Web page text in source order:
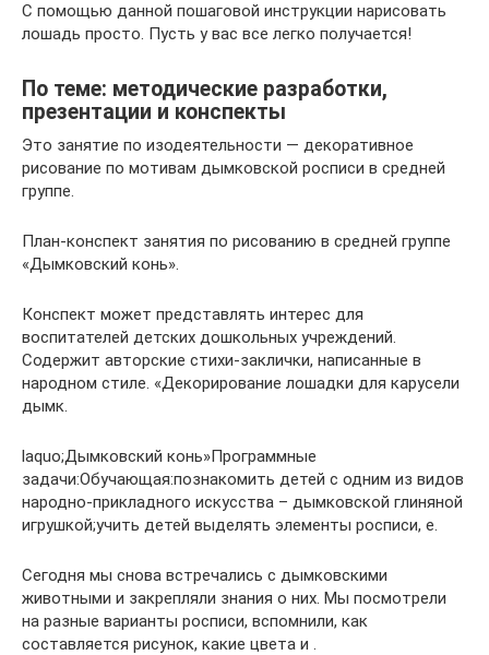
С помощью данной пошаговой инструкции нарисовать
лошадь просто. Пусть у вас все легко получается!
По теме: методические разработки,
презентации и конспекты
Это занятие по изодеятельности — декоративное
рисование по мотивам дымковской росписи в средней
группе.
План-конспект занятия по рисованию в средней группе
«Дымковский конь».
Конспект может представлять интерес для
воспитателей детских дошкольных учреждений.
Содержит авторские стихи-заклички, написанные в
народном стиле. «Декорирование лошадки для карусели
дымк.
laquo;Дымковский конь»Программные
задачи:Обучающая:познакомить детей с одним из видов
народно-прикладного искусства – дымковской глиняной
игрушкой;учить детей выделять элементы росписи, е.
Сегодня мы снова встречались с дымковскими
животными и закрепляли знания о них. Мы посмотрели
на разные варианты росписи, вспомнили, как
составляется рисунок, какие цвета и .